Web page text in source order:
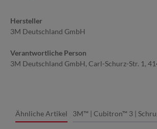
Hersteller
3M Deutschland GmbH
Verantwortliche Person
3M Deutschland GmbH, Carl-Schurz-Str. 1,
Ähnliche Artikel 3M™ | Cubitron™ 3 |